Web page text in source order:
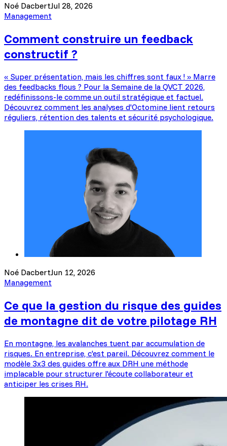
Noé DacbertJul 28, 2026
Management
Comment construire un feedback
constructif ?
« Super présentation, mais les chiffres sont faux ! » Marre
des feedbacks flous ? Pour la Semaine de la QVCT 2026,
redéfinissons-le comme un outil stratégique et factuel.
Découvrez comment les analyses d'Octomine lient retours
réguliers, rétention des talents et sécurité psychologique.
Noé DacbertJun 12, 2026
Management
Ce que la gestion du risque des guides
de montagne dit de votre pilotage RH
En montagne, les avalanches tuent par accumulation de
risques. En entreprise, c'est pareil. Découvrez comment le
modèle 3x3 des guides offre aux DRH une méthode
implacable pour structurer l'écoute collaborateur et
anticiper les crises RH.